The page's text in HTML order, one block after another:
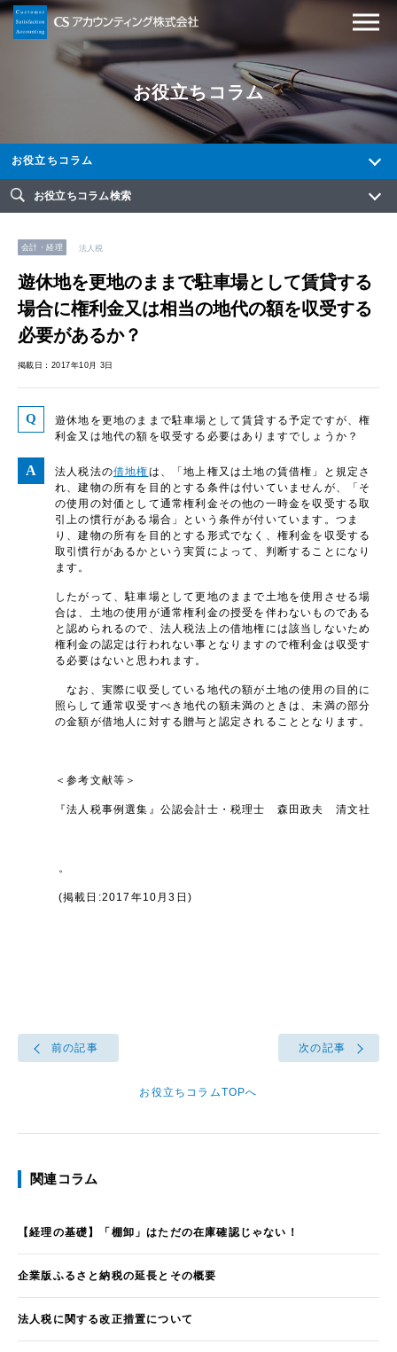
お役立ちコラム
お役立ちコラム
お役立ちコラム検索
会計・経理 法人税
遊休地を更地のままで駐車場として賃貸する
場合に権利金又は相当の地代の額を収受する
必要があるか？
掲載日：2017年10月 3日
遊休地を更地のままで駐車場として賃貸する予定ですが、権
利金又は地代の額を収受する必要はありますでしょうか？
法人税法の借地権は、「地上権又は土地の賃借権」と規定さ
れ、建物の所有を目的とする条件は付いていませんが、「そ
の使用の対価として通常権利金その他の一時金を収受する取
引上の慣行がある場合」という条件が付いています。つま
り、建物の所有を目的とする形式でなく、権利金を収受する
取引慣行があるかという実質によって、判断することになり
ます。
したがって、駐車場として更地のままで土地を使用させる場
合は、土地の使用が通常権利金の授受を伴わないものである
と認められるので、法人税法上の借地権には該当しないため
権利金の認定は行われない事となりますので権利金は収受す
る必要はないと思われます。
なお、実際に収受している地代の額が土地の使用の目的に
照らして通常収受すべき地代の額未満のときは、未満の部分
の金額が借地人に対する贈与と認定されることとなります。
＜参考文献等＞
『法人税事例選集』公認会計士・税理士 森田政夫 清文社
。
(掲載日:2017年10月3日)
前の記事
お役立ちコラムTOPへ
次の記事
関連コラム
【経理の基礎】「棚卸」はただの在庫確認じゃない！
企業版ふるさと納税の延長とその概要
法人税に関する改正措置について